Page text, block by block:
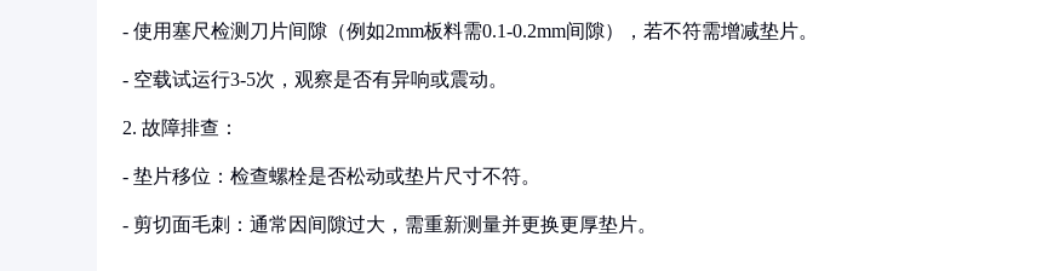
- 使用塞尺检测刀片间隙（例如2mm板料需0.1-0.2mm间隙），若不符需增减垫片。
- 空载试运行3-5次，观察是否有异响或震动。
2. 故障排查：
- 垫片移位：检查螺栓是否松动或垫片尺寸不符。
- 剪切面毛刺：通常因间隙过大，需重新测量并更换更厚垫片。